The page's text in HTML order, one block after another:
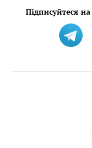
Підписуйтеся